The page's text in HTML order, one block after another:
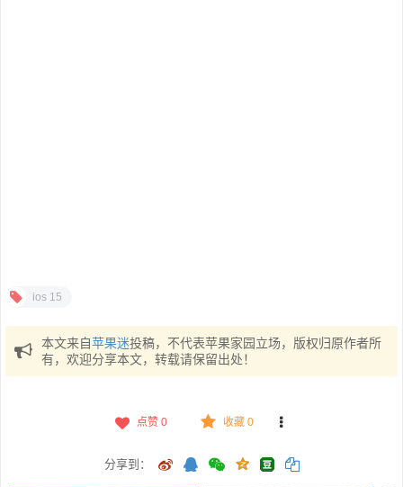
ios 15
本文来自苹果迷投稿，不代表苹果家园立场，版权归原作者所
有，欢迎分享本文，转载请保留出处！
点赞 0 收藏 0
分享到：